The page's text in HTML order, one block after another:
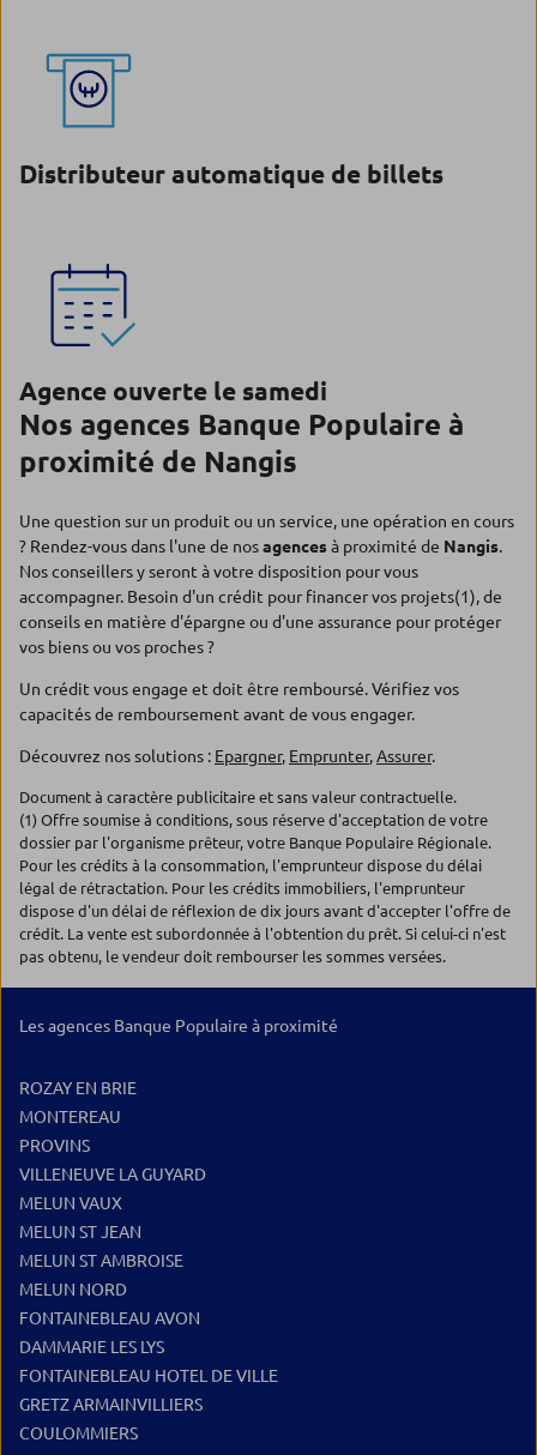
Distributeur automatique de billets
Agence ouverte le samedi
Nos agences Banque Populaire à
proximité de Nangis
Une question sur un produit ou un service, une opération en cours
? Rendez-vous dans l'une de nosagencesà proximité de Nangis.
Nos conseillers y seront à votre disposition pour vous
accompagner. Besoin d'un crédit pour financer vos projets(1), de
conseils en matière d'épargne ou d'une assurance pour protéger
vos biens ou vos proches ?
Un crédit vous engage et doit être remboursé. Vérifiez vos
capacités de remboursement avant de vous engager.
Découvrez nos solutions : Epargner, Emprunter,Assurer.
Document à caractère publicitaire et sans valeur contractuelle.
(1) Offre soumise à conditions, sous réserve d'acceptation de votre
dossier par l'organisme prêteur, votre Banque Populaire Régionale.
Pour les crédits à la consommation, l'emprunteur dispose du délai
légal de rétractation. Pour les crédits immobiliers, l'emprunteur
dispose d'un délai de réflexion de dix jours avant d'accepter l'offre de
crédit. La vente est subordonnée à l'obtention du prêt. Si celui-ci n'est
pas obtenu, le vendeur doit rembourser les sommes versées.
Les agences Banque Populaire à proximité
ROZAY EN BRIE
MONTEREAU
PROVINS
VILLENEUVE LA GUYARD
MELUN VAUX
MELUN ST JEAN
MELUN ST AMBROISE
MELUN NORD
FONTAINEBLEAU AVON
DAMMARIE LES LYS
FONTAINEBLEAU HOTEL DE VILLE
GRETZ ARMAINVILLIERS
COULOMMIERS